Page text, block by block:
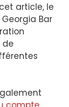
article, le
Bar
de